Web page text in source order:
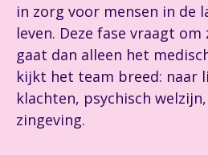
in zorg voor mensen in de
leven. Deze fase vraagt
gaat dan alleen het
kijkt het team breed: naar
klachten, psychisch
zingeving.